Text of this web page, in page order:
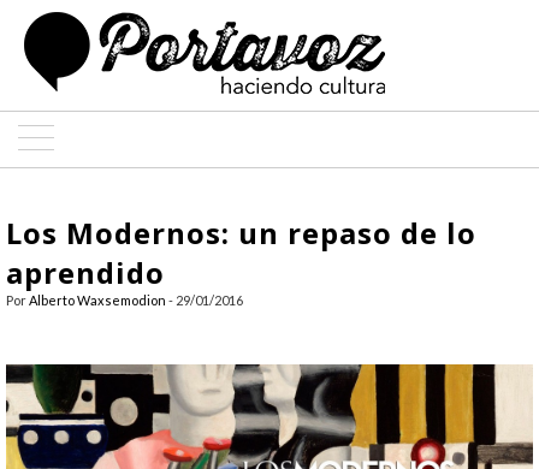
ARQUITECTURA
DISEÑO
COLABORADORES
Los Modernos: un repaso de lo
aprendido
PorAlberto Waxsemodion - 29/01/2016